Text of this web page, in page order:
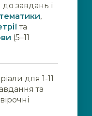
завдань і
,
та
(5–11
для 1-11
та